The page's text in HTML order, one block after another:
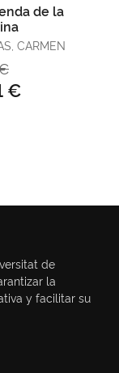
de la
CARMEN
€
de
la
y facilitar su